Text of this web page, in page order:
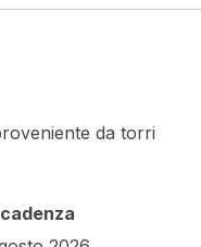
da torri